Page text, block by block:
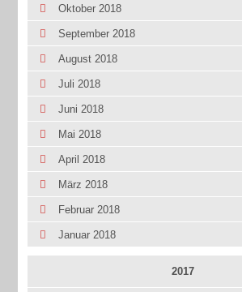
Oktober 2018
September 2018
August 2018
Juli 2018
Juni 2018
Mai 2018
April 2018
März 2018
Februar 2018
Januar 2018
2017